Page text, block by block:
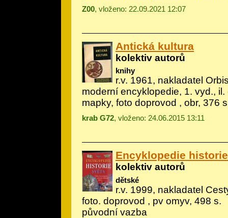
Z00, vloženo: 22.09.2021 12:07
Antická kultura
kolektiv autorů
knihy
r.v. 1961, nakladatel
moderní encyklopedie, 1. vyd., il.
mapky, foto doprovod , obr, 376
krab G72, vloženo: 24.06.2015 13:11
Encyklopedie
kolektiv autorů
dětské
r.v. 1999, nakladatel
foto. doprovod , pv omyv, 498 s.
původní vazba